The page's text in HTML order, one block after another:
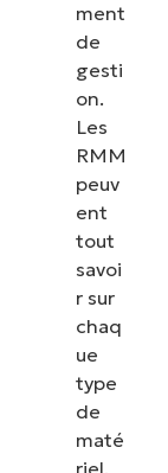
ment
de
gesti
on.
Les
RMM
peuv
ent
tout
savoi
r sur
chaq
ue
type
de
maté